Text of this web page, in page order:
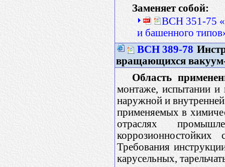
Заменяет собой:
ВСН 351-75
и башенного
ВСН 389-78
вращающихся
Область
монтаже, испытании и
наружной и
применяемых в
отраслях
Требования
карусельных,